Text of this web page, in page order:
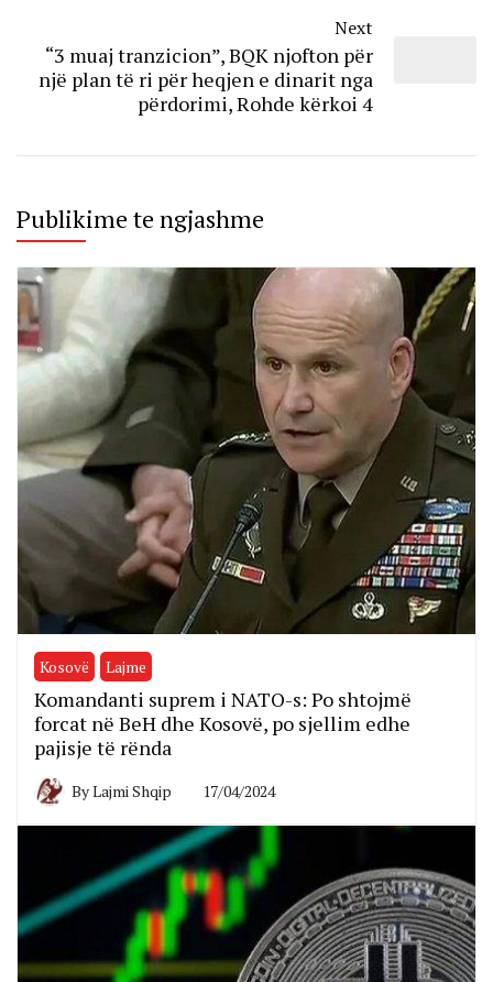
Next
“3 muaj tranzicion”, BQK njofton për
një plan të ri për heqjen e dinarit nga
përdorimi, Rohde kërkoi 4
Publikime te ngjashme
Kosovë Lajme
Komandanti suprem i NATO-s: Po shtojmë
forcat në BeH dhe Kosovë, po sjellim edhe
pajisje të rënda
ByLajmi Shqip 17/04/2024